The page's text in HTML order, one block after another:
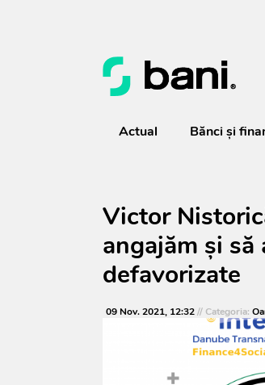
Actual Bănci şi
Victor
angajăm și
defavorizate
09 Nov. 2021, 12:32// Categoria: